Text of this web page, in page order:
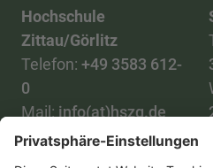
Hochschule
Zittau/Görlitz
Telefon: +49 3583 612-
0
Mail:info(at)hszg.de